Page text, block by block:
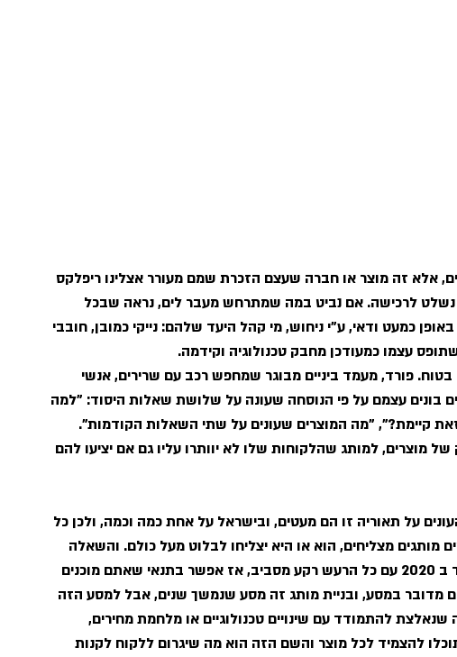
אלא זה מוצר או חברה שעצם הזכרת שמם מעורר אצלינו ריפלקס
נשלט לרכישה. אם נביט במה שמתרחש מעבר לים, נראה שבכל
כמעט ודאי, ע"י ניחוש, מי קהל היעד שלהם: נייקי כמובן, חובבי
עצמו כמעודכן מחבק טכנולוגיה וקידמה.
בטוח. פורד, מעמד ביניים מבוגר שמחפש רכב עם שרירים, אנשי
בונים עצמם על פי הנוסחה שעונה על שלושת שאלות היסוד: "למה
קיימת?", "מה המוצרים שעונים על שתי השאלות הקודמות".
מוצרים, למותג שהלקוחות שלו לא יוותרו עליו גם אם יציעו להם
על תאוריה זו הם מעטים, ובישראל על אחת כמה וכמה, ולכן כל
מותגים מצליחים, הוא או היא יצליחו לבלוט מעל כולם. והשאלה
הגדולה, איך בונים מותג, ועוד בישראל, ועוד ב 2020 עם כל הרעש רקע מסביב, אז אפשר בתנאי שאתם מוכנים
מדובר במסע, ובניית מותג זה מסע שנמשך שנים, אבל למסע הזה
להתמודד עם שינויים טכנולוגיים או מלחמת מחירים,
להצמיד לכל מוצר והשם הזה הוא מה שיגרום ללקוח לקנות